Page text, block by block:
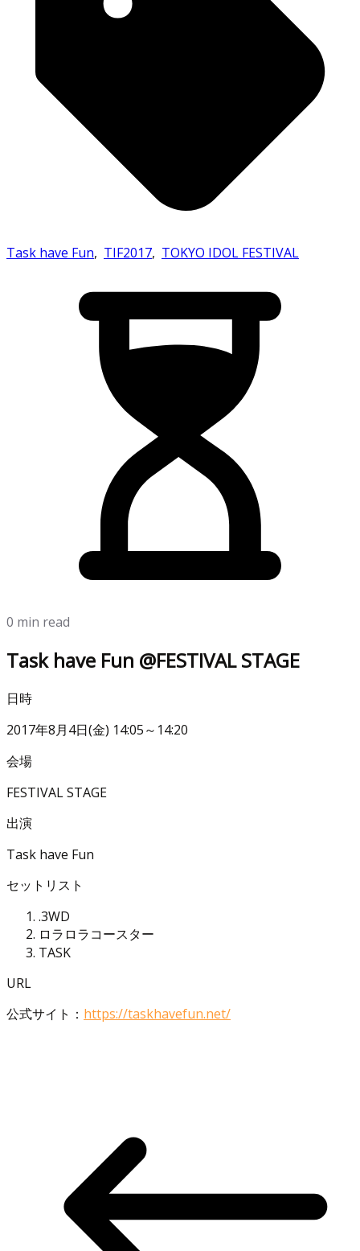
Task have Fun, TIF2017, TOKYO IDOL FESTIVAL
0 min read
Task have Fun @FESTIVAL STAGE
日時
2017年8月4日(金) 14:05～14:20
会場
FESTIVAL STAGE
出演
Task have Fun
セットリスト
.3WD
ロラロラコースター
TASK
URL
公式サイト： https://taskhavefun.net/